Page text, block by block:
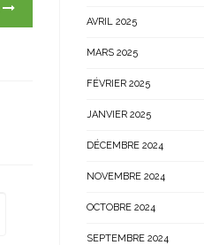
AVRIL 2025
MARS 2025
FÉVRIER 2025
JANVIER 2025
DÉCEMBRE 2024
NOVEMBRE 2024
OCTOBRE 2024
SEPTEMBRE 2024